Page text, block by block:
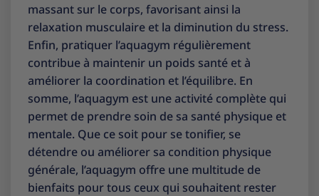
massant sur le corps, favorisant ainsi la
relaxation musculaire et la diminution du stress.
Enfin, pratiquer l’aquagym régulièrement
contribue à maintenir un poids santé et à
améliorer la coordination et l’équilibre. En
somme, l’aquagym est une activité complète qui
permet de prendre soin de sa santé physique et
mentale. Que ce soit pour se tonifier, se
détendre ou améliorer sa condition physique
générale, l’aquagym offre une multitude de
bienfaits pour tous ceux qui souhaitent rester